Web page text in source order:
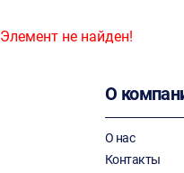
Элемент не найден!
О
О нас
Контакты